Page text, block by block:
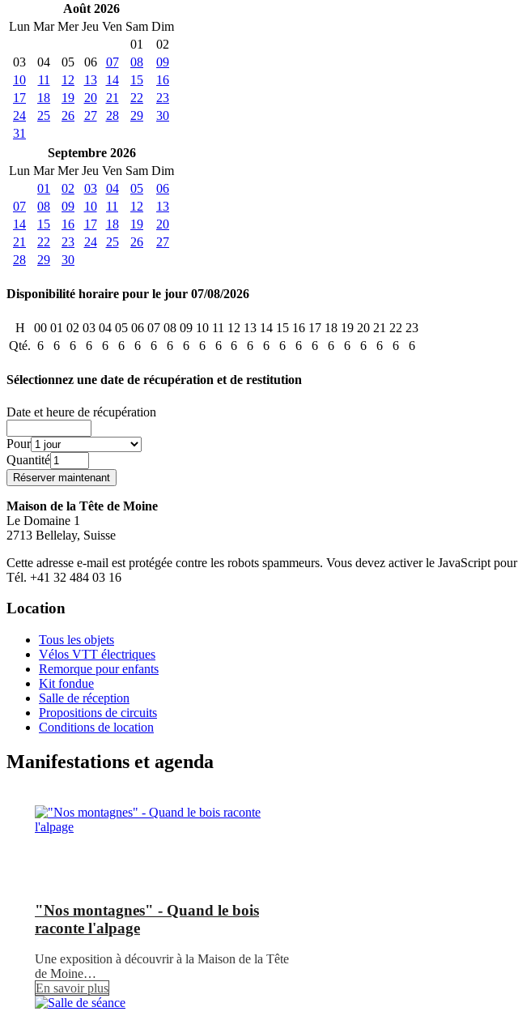
Août 2026
Lun Mar Mer Jeu Ven Sam Dim
01
02
03
04 05 06 07 08
09
10
11 12 13 14 15
16
17
18 19 20 21 22
23
24
25 26 27 28 29
30
31
Septembre 2026
Lun Mar Mer Jeu Ven Sam Dim
01
02 03 04 05
06
07
08 09 10 11 12
13
14
15 16 17 18 19
20
21
22 23 24 25 26
27
28
29 30
Disponibilité horaire pour le jour 07/08/2026
H 00 01 02 03 04 05 06 07 08 09 10 11 12 13 14 15 16 17 18 19 20 21 22 23
Qté. 6 6 6 6 6 6 6 6 6 6 6 6 6 6 6 6 6 6 6 6 6 6 6 6
Sélectionnez une date de récupération et de restitution
Date et heure de récupération
Pour
Quantité
Maison de la Tête de Moine
Le Domaine 1
2713 Bellelay, Suisse
Cette adresse e-mail est protégée contre les robots spammeurs. Vous devez activer le JavaScript
Tél. +41 32 484 03 16
Location
Tous les objets
Vélos VTT électriques
Remorque pour enfants
Kit fondue
Salle de réception
Propositions de circuits
Conditions de location
Manifestations et agenda
"Nos montagnes" - Quand le bois
raconte l'alpage
Une exposition à découvrir à la Maison de la Tête
de Moine…
En savoir plus